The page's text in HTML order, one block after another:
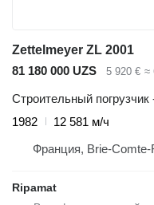
Zettelmeyer ZL 2001
81 180 000 UZS
5 920 € ≈
Строительный
1982
12 581 м/ч
Франция, Brie-Comte-
Ripamat